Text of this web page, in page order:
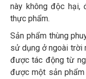
này không độc hại,
thực phẩm.
Sản phẩm thùng
sử dụng ở ngoài trời
được tác động từ
được một sản